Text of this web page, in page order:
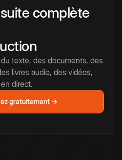
complète
texte, des documents, des
livres audio, des vidéos,
direct.
gratuitement →